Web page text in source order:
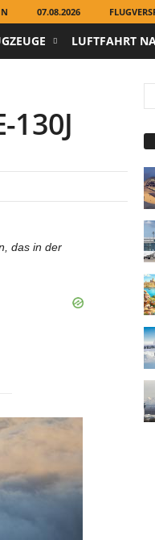
07.08.2026
LUFTFAHRT
130J
das in der